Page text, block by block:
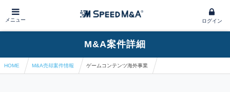
メニュー ログイン
M&A案件詳細
HOME M&A売却案件情報 ゲームコンテンツ海外事業